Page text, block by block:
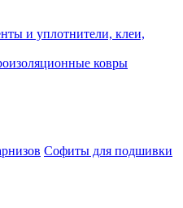
и уплотнители, клеи,
ковры
Софиты для подшивки